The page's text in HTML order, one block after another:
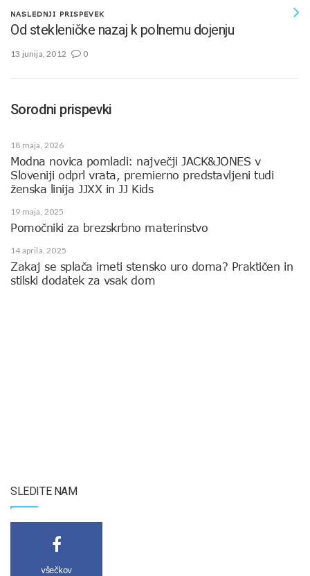
NASLEDNJI PRISPEVEK
Od stekleničke nazaj k polnemu dojenju
13 junija, 2012 0
Sorodni prispevki
18 maja, 2026
Modna novica pomladi: največji JACK&JONES v
Sloveniji odprl vrata, premierno predstavljeni tudi
ženska linija JJXX in JJ Kids
19 maja, 2025
Pomočniki za brezskrbno materinstvo
14 aprila, 2025
Zakaj se splača imeti stensko uro doma? Praktičen in
stilski dodatek za vsak dom
SLEDITE NAM
všečkov